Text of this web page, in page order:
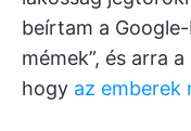
beírtam a
mémek”, és arra
hogy az emberek